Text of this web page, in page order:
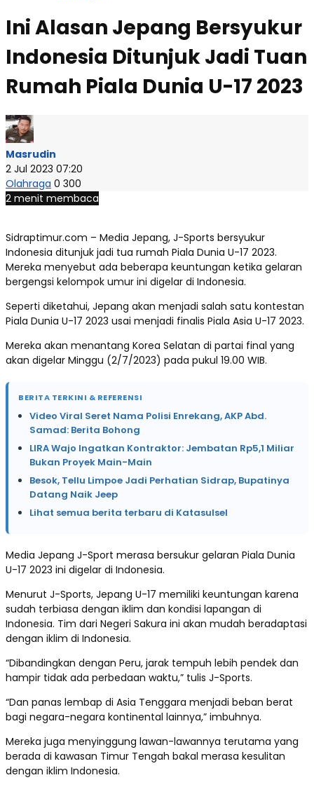
Ini Alasan Jepang Bersyukur
Indonesia Ditunjuk Jadi Tuan
Rumah Piala Dunia U-17 2023
Masrudin
2 Jul 2023 07:20
Olahraga 0 300
2 menit membaca
Sidraptimur.com – Media Jepang, J-Sports bersyukur
Indonesia ditunjuk jadi tua rumah Piala Dunia U-17 2023.
Mereka menyebut ada beberapa keuntungan ketika gelaran
bergengsi kelompok umur ini digelar di Indonesia.
Seperti diketahui, Jepang akan menjadi salah satu kontestan
Piala Dunia U-17 2023 usai menjadi finalis Piala Asia U-17 2023.
Mereka akan menantang Korea Selatan di partai final yang
akan digelar Minggu (2/7/2023) pada pukul 19.00 WIB.
BERITA TERKINI & REFERENSI
Video Viral Seret Nama Polisi Enrekang, AKP Abd.
Samad: Berita Bohong
LIRA Wajo Ingatkan Kontraktor: Jembatan Rp5,1 Miliar
Bukan Proyek Main-Main
Besok, Tellu Limpoe Jadi Perhatian Sidrap, Bupatinya
Datang Naik Jeep
Lihat semua berita terbaru di Katasulsel
Media Jepang J-Sport merasa bersukur gelaran Piala Dunia
U-17 2023 ini digelar di Indonesia.
Menurut J-Sports, Jepang U-17 memiliki keuntungan karena
sudah terbiasa dengan iklim dan kondisi lapangan di
Indonesia. Tim dari Negeri Sakura ini akan mudah beradaptasi
dengan iklim di Indonesia.
“Dibandingkan dengan Peru, jarak tempuh lebih pendek dan
hampir tidak ada perbedaan waktu,” tulis J-Sports.
“Dan panas lembap di Asia Tenggara menjadi beban berat
bagi negara-negara kontinental lainnya,” imbuhnya.
Mereka juga menyinggung lawan-lawannya terutama yang
berada di kawasan Timur Tengah bakal merasa kesulitan
dengan iklim Indonesia.